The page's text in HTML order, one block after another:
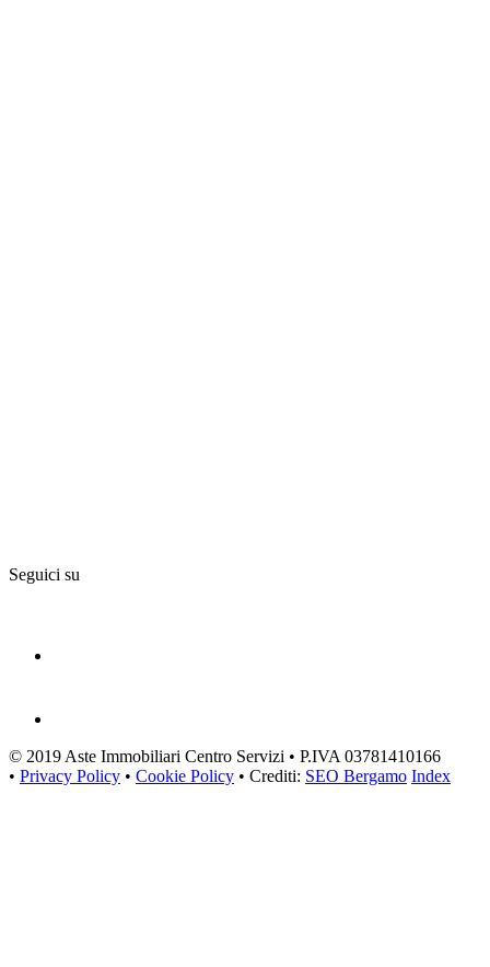
Seguici su
© 2019 Aste Immobiliari Centro Servizi • P.IVA 03781410166
• Privacy Policy • Cookie Policy • Crediti: SEO Bergamo Index